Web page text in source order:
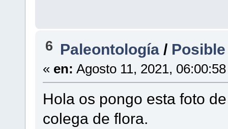
6 Paleontología /
« en: Agosto 11, 2021,
Hola os pongo esta foto
colega de flora.